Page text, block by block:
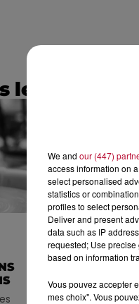
le Sud
7 août 2026
NOS IDÉES
Comme tous
petite
We and our (447)
access information on
select personalised
statistics or
profiles to select
Deliver and present
data such as IP
requested; Use
based on information
Vous pouvez accepter
mes choix". Vous